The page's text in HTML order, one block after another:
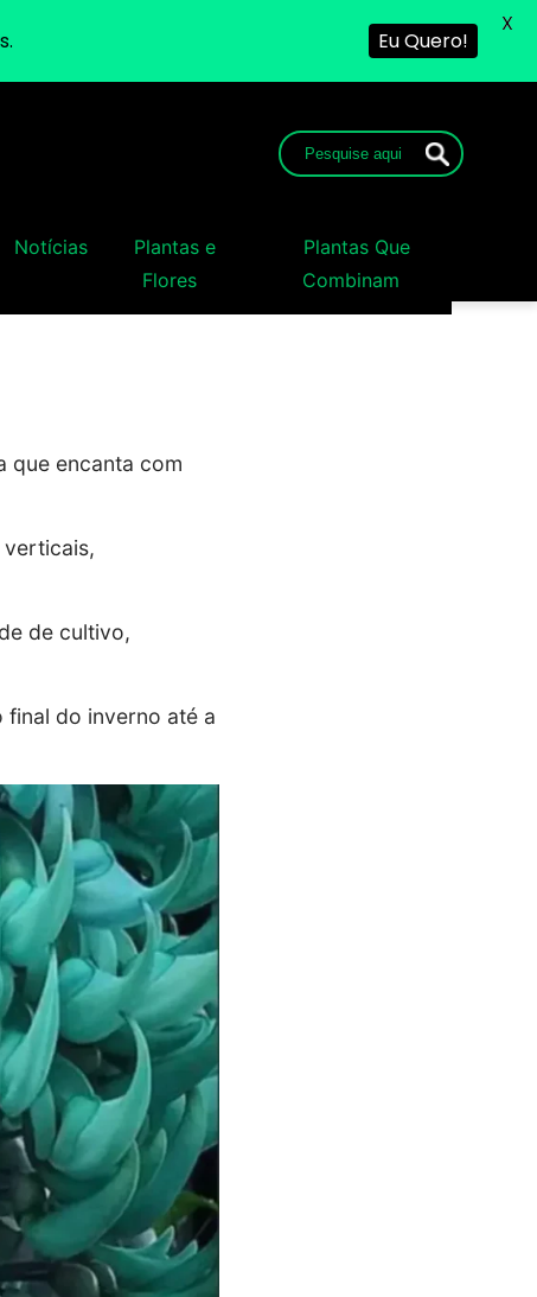
Notícias
Plantas e
Flores
Plantas Que
Combinam
que encanta com
verticais,
de cultivo,
do inverno até a
Eu Quero!
X